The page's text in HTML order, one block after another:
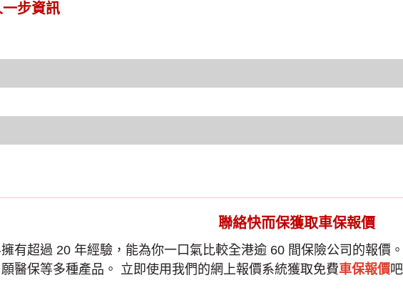
步資訊
聯絡快而保獲取車保報價
有超過 20 年經驗，能為你一口氣比較全港逾 60 間保險公司的報價
醫保等多種產品。 立即使用我們的網上報價系統獲取免費車保報價